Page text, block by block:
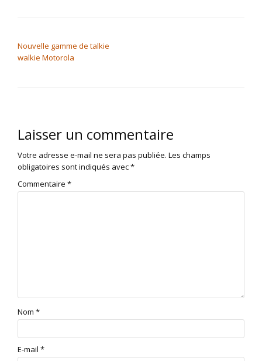
Nouvelle gamme de talkie
walkie Motorola
Laisser un commentaire
Votre adresse e-mail ne sera pas publiée. Les champs
obligatoires sont indiqués avec*
Commentaire *
Nom *
E-mail *